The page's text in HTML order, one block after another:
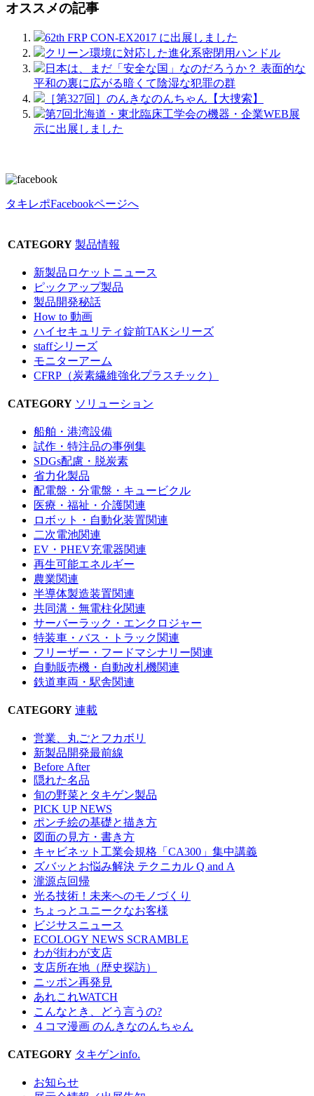
オススメの記事
62th FRP CON-EX2017 に出展しました
クリーン環境に対応した進化系密閉用ハンドル
日本は、まだ「安全な国」なのだろうか？ 表面的な
平和の裏に広がる暗くて陰湿な犯罪の群
［第327回］のんきなのんちゃん【大捜索】
第7回北海道・東北臨床工学会の機器・企業WEB展
示に出展しました
タキレポFacebookページへ
CATEGORY 製品情報
新製品ロケットニュース
ピックアップ製品
製品開発秘話
How to 動画
ハイセキュリティ錠前TAKシリーズ
staffシリーズ
モニターアーム
CFRP（炭素繊維強化プラスチック）
CATEGORY ソリューション
船舶・港湾設備
試作・特注品の事例集
SDGs配慮・脱炭素
省力化製品
配電盤・分電盤・キュービクル
医療・福祉・介護関連
ロボット・自動化装置関連
二次電池関連
EV・PHEV充電器関連
再生可能エネルギー
農業関連
半導体製造装置関連
共同溝・無電柱化関連
サーバーラック・エンクロジャー
特装車・バス・トラック関連
フリーザー・フードマシナリー関連
自動販売機・自動改札機関連
鉄道車両・駅舎関連
CATEGORY 連載
営業、丸ごとフカボリ
新製品開発最前線
Before After
隠れた名品
旬の野菜とタキゲン製品
PICK UP NEWS
ポンチ絵の基礎と描き方
図面の見方・書き方
キャビネット工業会規格「CA300」集中講義
ズバッとお悩み解決 テクニカル Q and A
瀧源点回帰
光る技術！未来へのモノづくり
ちょっとユニークなお客様
ビジサスニュース
ECOLOGY NEWS SCRAMBLE
わが街わが支店
支店所在地（歴史探訪）
ニッポン再発見
あれこれWATCH
こんなとき、どう言うの?
４コマ漫画 のんきなのんちゃん
CATEGORY タキゲンinfo.
お知らせ